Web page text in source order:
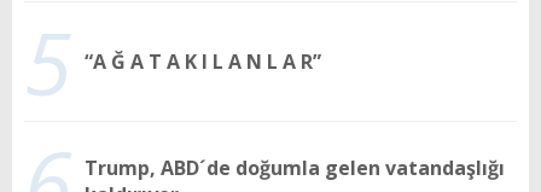
5 “A Ğ A T A K I L A N L A R”
Trump, ABD´de doğumla gelen vatandaşlığı